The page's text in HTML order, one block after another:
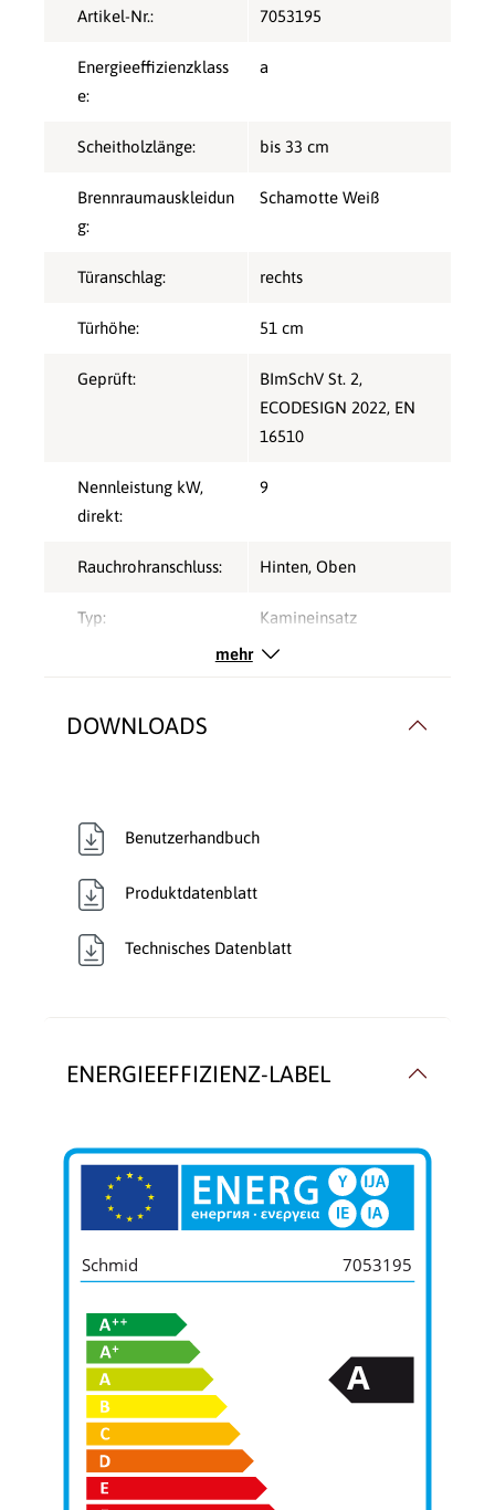
Artikel-Nr.: 7053195
Energieeffizienzklass
e:
a
Scheitholzlänge: bis 33 cm
Brennraumauskleidun
g:
Schamotte Weiß
Türanschlag: rechts
Türhöhe: 51 cm
Geprüft: BImSchV St. 2,
ECODESIGN 2022, EN
16510
Nennleistung kW,
direkt:
9
Rauchrohranschluss: Hinten, Oben
Typ: Kamineinsatz
Raumluftunabhängig
Wärmetransport:
mehr
DOWNLOADS
Benutzerhandbuch
Produktdatenblatt
Technisches Datenblatt
ENERGIEEFFIZIENZ-LABEL
Schmid 7053195
A